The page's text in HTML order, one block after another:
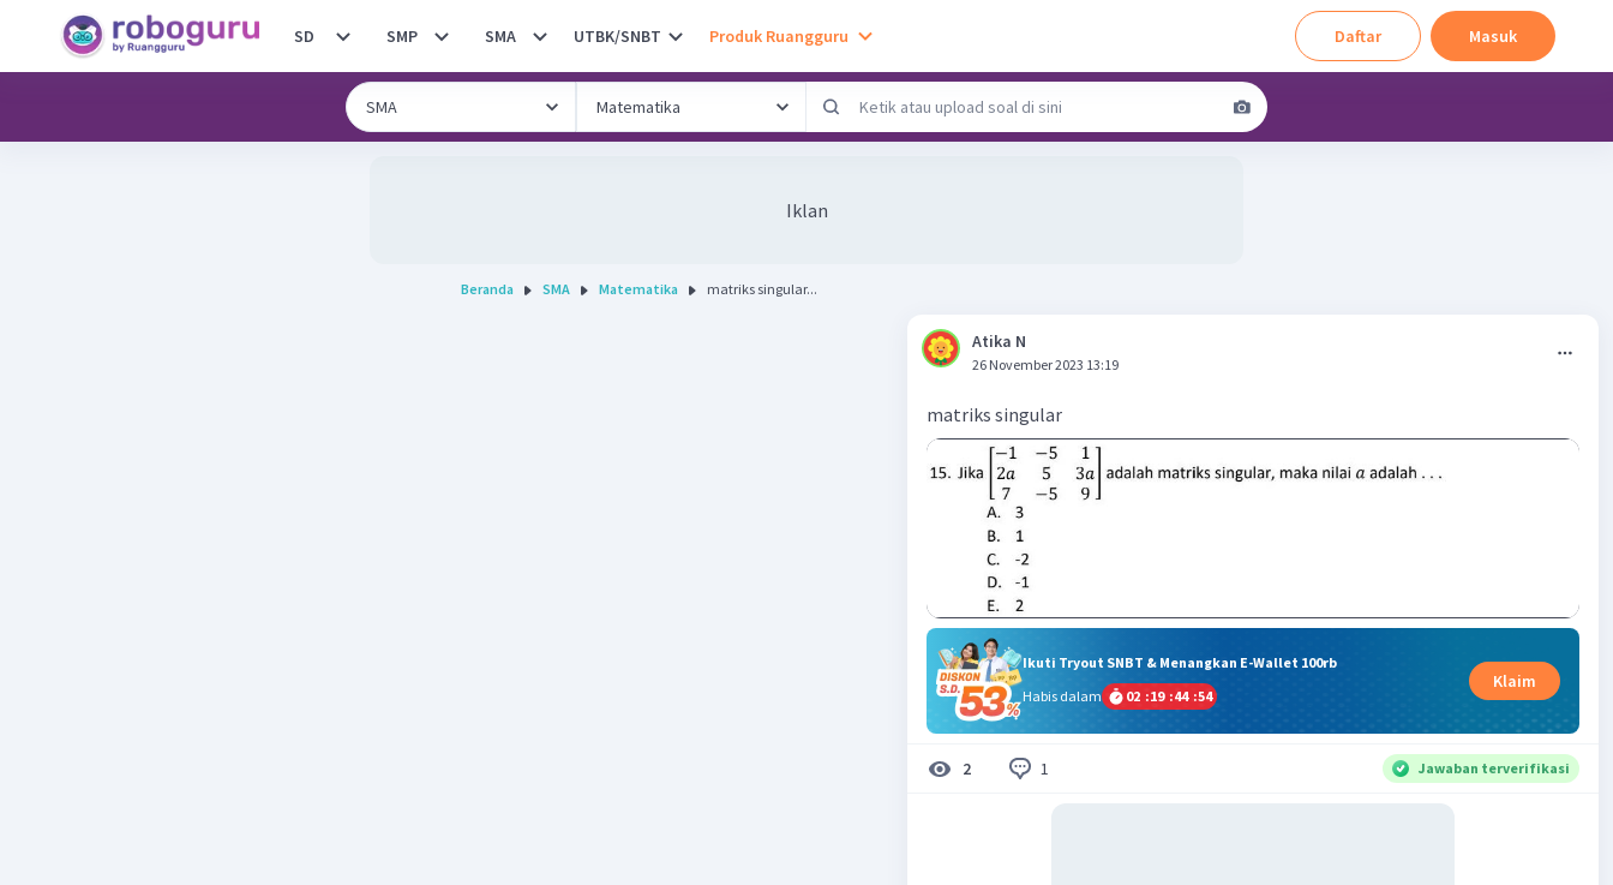
SD SMP SMA UTBK/SNBT Produk Ruangguru Daftar Masuk
Iklan
Beranda SMA Matematika matriks singular...
Atika N
26 November 2023 13:19
matriks singular
Ikuti Tryout SNBT & Menangkan E-Wallet 100rb
Habis dalam
02 :19 :44 :53
Klaim
2 1 Jawaban terverifikasi